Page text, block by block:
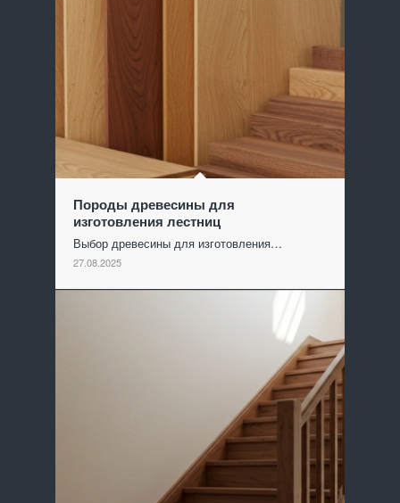
Породы древесины для
изготовления лестниц
Выбор древесины для изготовления…
27.08.2025